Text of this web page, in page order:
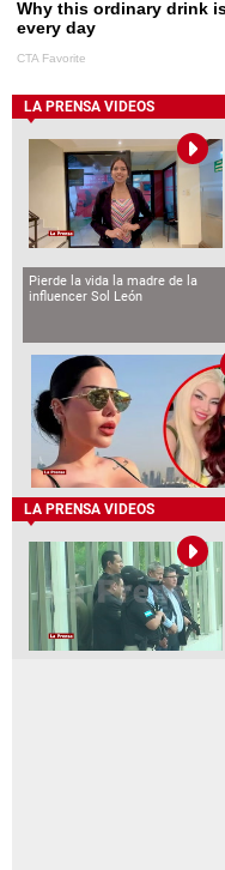
LA PRENSA VIDEOS
Pierde la vida la madre de la
influencer Sol León
LA PRENSA VIDEOS